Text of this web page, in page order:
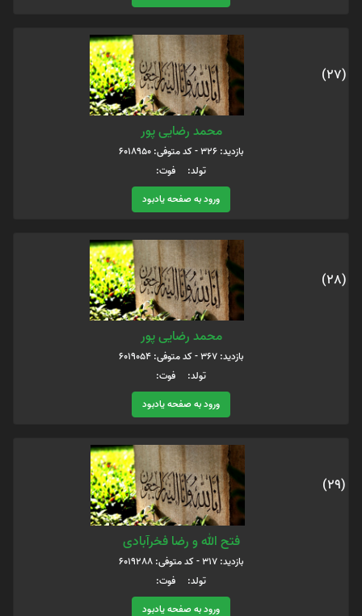
(27)
محمد رضایی پور
بازدید: 326 - کد متوفی: 6018950
تولد: فوت:
ورود به صفحه یادبود
(28)
محمد رضایی پور
بازدید: 367 - کد متوفی: 6019054
تولد: فوت:
ورود به صفحه یادبود
(29)
فتح الله و رضا فخرآبادی
بازدید: 317 - کد متوفی: 6019288
تولد: فوت:
ورود به صفحه یادبود